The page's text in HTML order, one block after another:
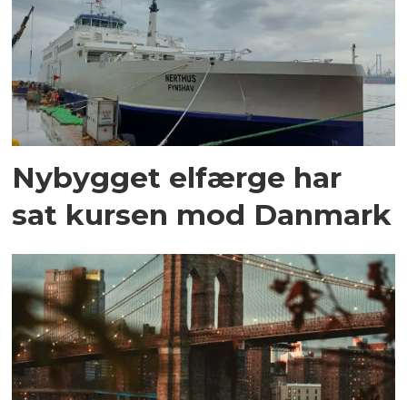
Nybygget elfærge har
sat kursen mod Danmark